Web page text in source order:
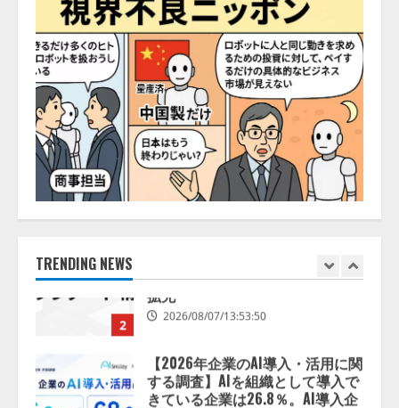
界
酪
農
会
議
2025（Global
Dairy
Congress
2025）
で
名
誉
あ
る
賞
を
賞
送
り
TRENDING NEWS
5
務提携
2026/08/06/14:54:32
1
【開催報告】次世代AIプラットフ
ォーム「TAIZA」および新サービ
スに関する記者発表会を開催
2026/08/07/17:53:45
2
lmessage、MCP接続機能を強化
し、AIから設定操作できる機能を
3
【2026年企業のAI導入・活用に関
する調査】AIを組織として導入で
業の68.0％が、自社でのAI導入・
活用は「上手くいっている」と回
答